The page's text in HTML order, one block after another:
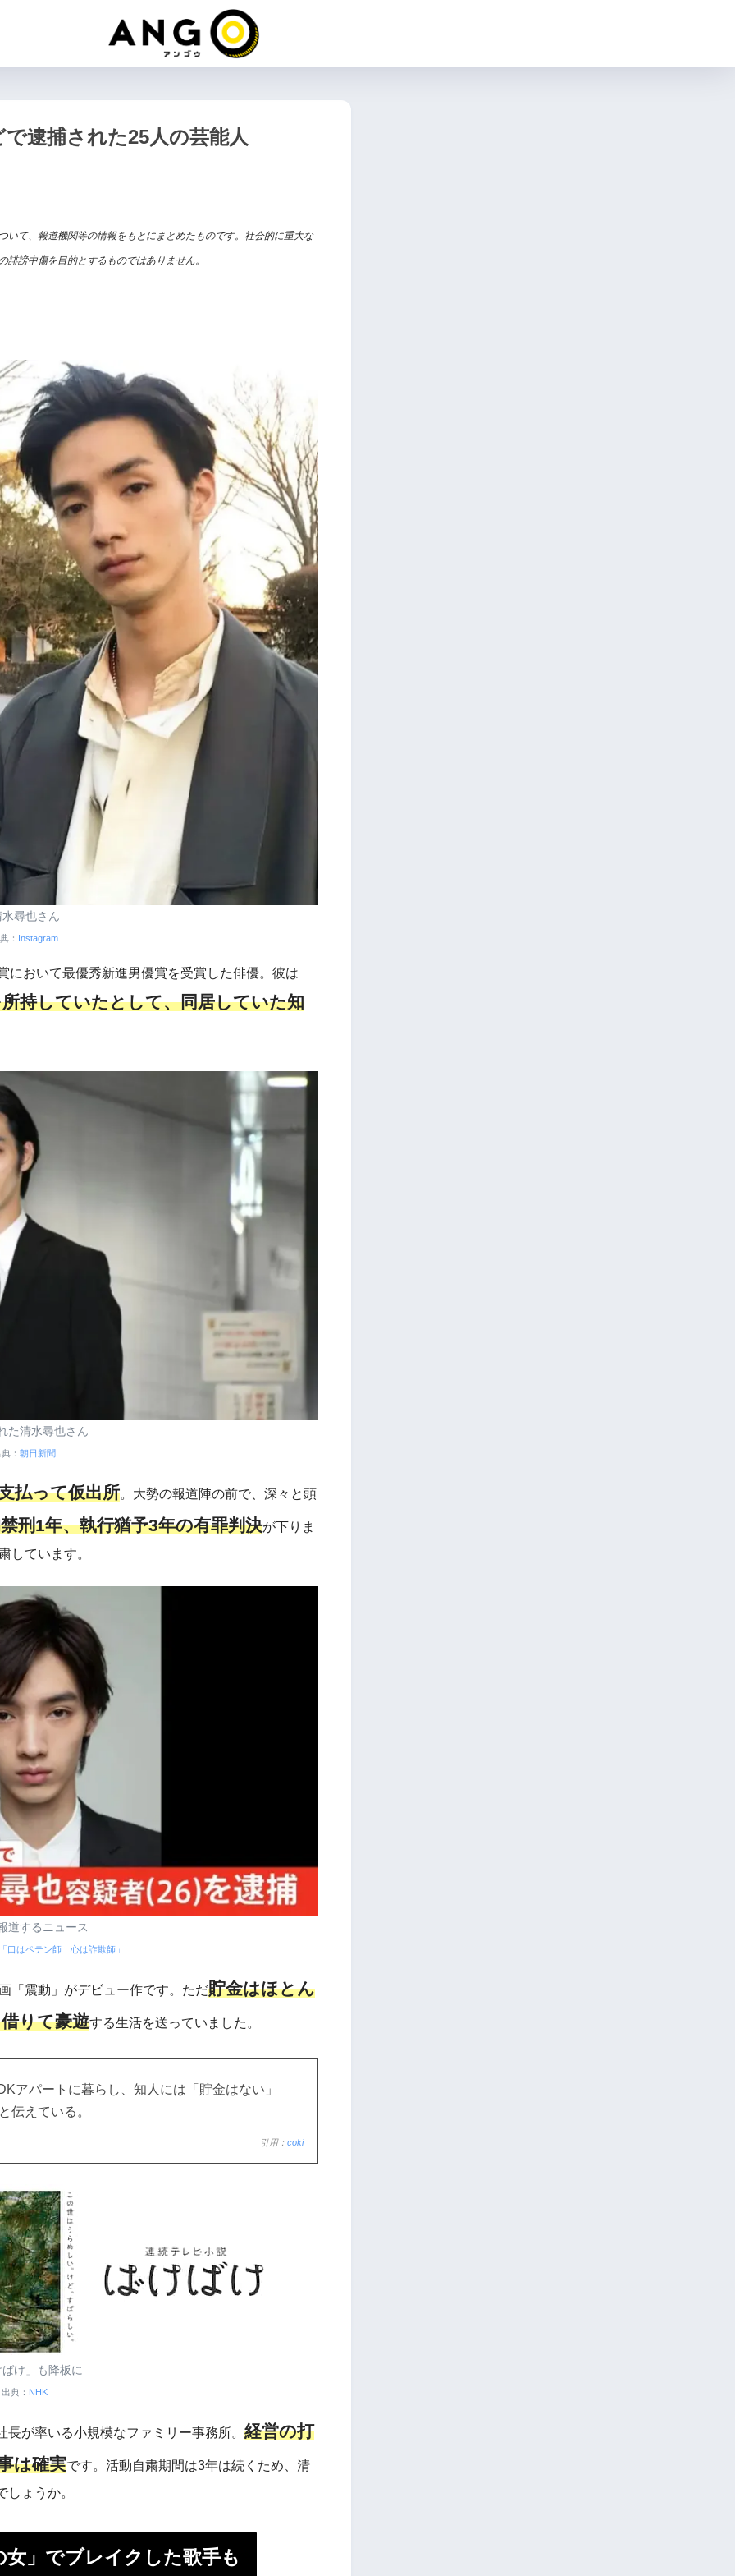
逮捕された25人の芸能人
て、報道機関等の情報をもとにまとめたものです。社会的に重大な
謗中傷を目的とするものではありません。
水尋也さん
： Instagram
において最優秀新進男優賞を受賞した俳優。彼は
持していたとして、同居していた知
た清水尋也さん
： 朝日新聞
払って仮出所。大勢の報道陣の前で、深々と頭
刑1年、執行猶予3年の有罪判決が下りま
しています。
道するニュース
口はペテン師 心は詐欺師」
「震動」がデビュー作です。ただ貯金はほとん
りて豪遊する生活を送っていました。
アパートに暮らし、知人には「貯金はない」
伝えている。
引用： coki
け」も降板に
出典： NHK
が率いる小規模なファミリー事務所。 経営の打
は確実です。活動自粛期間は3年は続くため、清
ょうか。
」でブレイクした歌手も